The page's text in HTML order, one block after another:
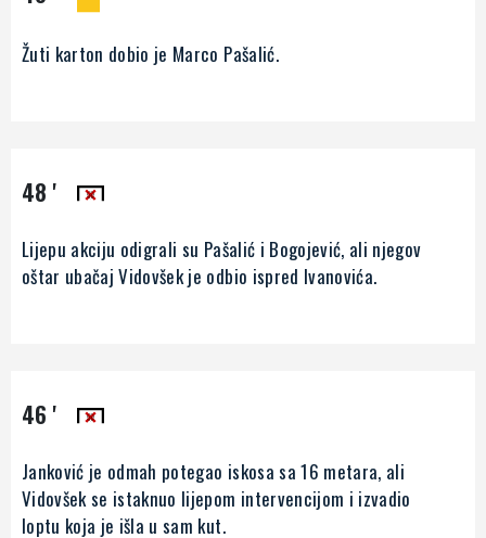
Žuti karton dobio je Marco Pašalić.
48 '
Lijepu akciju odigrali su Pašalić i Bogojević, ali njegov
oštar ubačaj Vidovšek je odbio ispred Ivanovića.
46 '
Janković je odmah potegao iskosa sa 16 metara, ali
Vidovšek se istaknuo lijepom intervencijom i izvadio
loptu koja je išla u sam kut.